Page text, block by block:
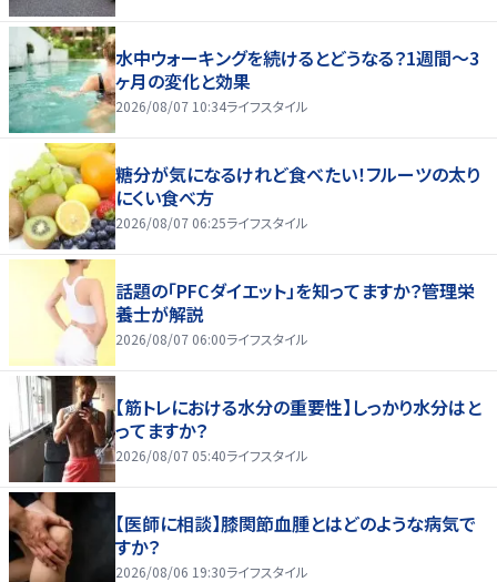
水中ウォーキングを続けるとどうなる？1週間～3
ヶ月の変化と効果
2026/08/07 10:34ライフスタイル
糖分が気になるけれど食べたい！フルーツの太り
にくい食べ方
2026/08/07 06:25ライフスタイル
話題の「PFCダイエット」を知ってますか？管理栄
養士が解説
2026/08/07 06:00ライフスタイル
【筋トレにおける水分の重要性】しっかり水分はと
ってますか？
2026/08/07 05:40ライフスタイル
【医師に相談】膝関節血腫とはどのような病気で
すか？
2026/08/06 19:30ライフスタイル